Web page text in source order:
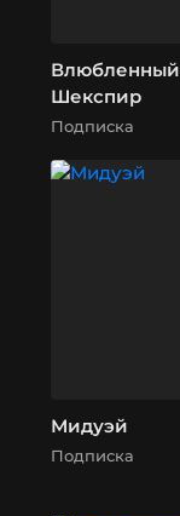
Влюбленный
Шекспир
Подписка
Мидуэй
Подписка